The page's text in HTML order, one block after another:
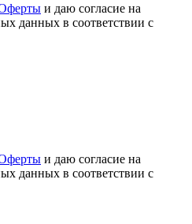
и даю согласие на
данных в соответствии с
и даю согласие на
данных в соответствии с